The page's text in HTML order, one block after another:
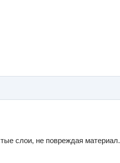
слои, не повреждая материал.